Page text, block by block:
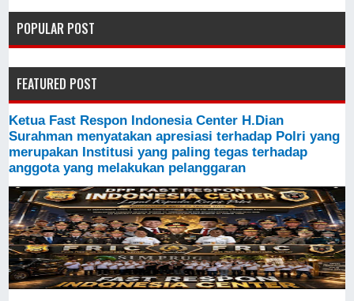
POPULAR POST
FEATURED POST
Ketua Fast Respon Indonesia Center H.Dian
Surahman menyatakan apresiasi terhadap Polri yang
merupakan Institusi yang paling tegas terhadap
anggota yang melakukan pelanggaran